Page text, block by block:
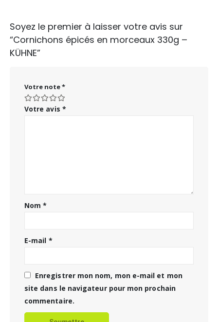
Soyez le premier à laisser votre avis sur
“Cornichons épicés en morceaux 330g –
KÜHNE”
Votre note*
Votre avis *
Nom*
E-mail *
Enregistrer mon nom, mon e-mail et mon
site dans le navigateur pour mon prochain
commentaire.